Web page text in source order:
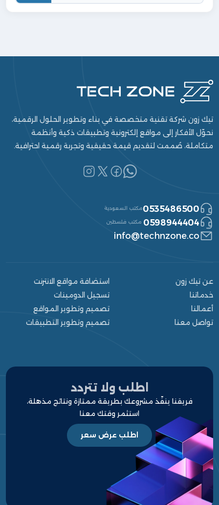
أعمالنا
مشاريعنا
قالوا عنا
تيك زون شركة تقنية متخصصة في بناء وتطوير الحلول الرقمية،
نحوّل الأفكار إلى مواقع إلكترونية وتطبيقات ذكية وأنظمة
متكاملة، صُممت لتقديم قيمة حقيقية وتجربة رقمية احترافية.
0535486500مكتب السعودية
0598944404 مكتب فلسطين
info@technzone.co
عن تيك زون
خدماتنا
أعمالنا
تواصل معنا
استضافة مواقع الانترنت
تسجيل الدومينات
تصميم وتطوير المواقع
تصميم وتطوير التطبيقات
اطلب ولا تتردد
فريقنا ينفّذ مشروعك بطريقة ممتازة ونتائج مذهلة،
استثمر وقتك معنا
اطلب عرض سعر